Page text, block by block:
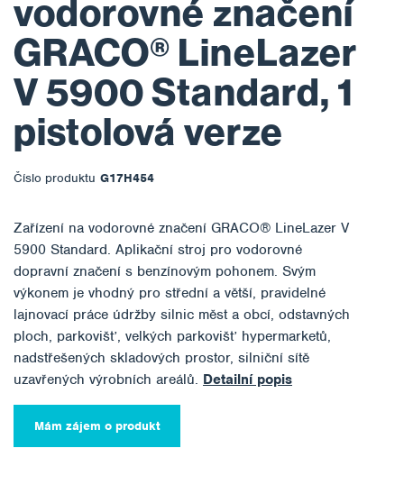
vodorovné značení
GRACO® LineLazer
V 5900 Standard, 1
pistolová verze
Číslo produktu G17H454
Zařízení na vodorovné značení GRACO® LineLazer V
5900 Standard. Aplikační stroj pro vodorovné
dopravní značení s benzínovým pohonem. Svým
výkonem je vhodný pro střední a větší, pravidelné
lajnovací práce údržby silnic měst a obcí, odstavných
ploch, parkovišť, velkých parkovišť hypermarketů,
nadstřešených skladových prostor, silniční sítě
uzavřených výrobních areálů. Detailní popis
Mám zájem o produkt